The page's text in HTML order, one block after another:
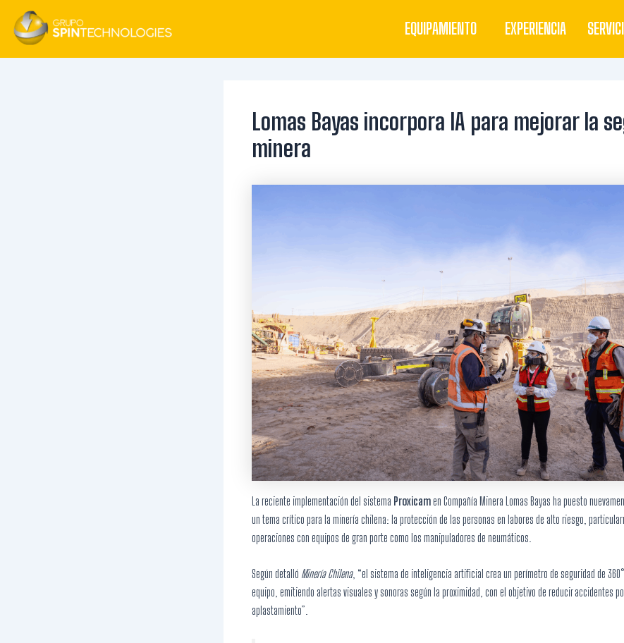
contenido
EQUIPAMIENTO EXPERIENCIA
Lomas Bayas incorpora IA para mejorar la
minera
La reciente implementación del sistema Proxicam en Compañía Minera Lomas Bayas ha puesto
un tema crítico para la minería chilena: la protección de las personas en labores de alto riesgo,
operaciones con equipos de gran porte como los manipuladores de neumáticos.
Según detalló Minería Chilena, “el sistema de inteligencia artificial crea un perímetro de seguridad de
equipo, emitiendo alertas visuales y sonoras según la proximidad, con el objetivo de reducir accidentes
aplastamiento”.